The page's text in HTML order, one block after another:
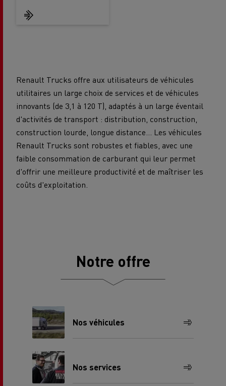
Renault Trucks offre aux utilisateurs de véhicules
utilitaires un large choix de services et de véhicules
innovants (de 3,1 à 120 T), adaptés à un large éventail
d'activités de transport : distribution, construction,
construction lourde, longue distance... Les véhicules
Renault Trucks sont robustes et fiables, avec une
faible consommation de carburant qui leur permet
d'offrir une meilleure productivité et de maîtriser les
coûts d'exploitation.
Notre offre
Nos véhicules
Nos services